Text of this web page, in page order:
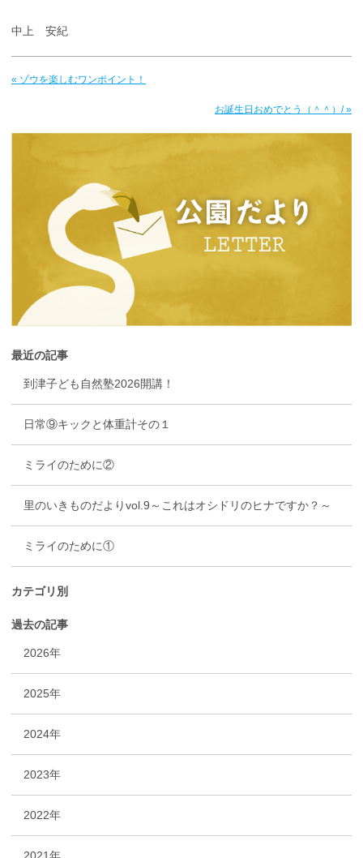
中上 安紀
« ゾウを楽しむワンポイント！
お誕生日おめでとう（＾＾）/ »
最近の記事
到津子ども自然塾2026開講！
日常⑨キックと体重計その１
ミライのために②
里のいきものだよりvol.9～これはオシドリのヒナですか？～
ミライのために①
カテゴリ別
過去の記事
2026年
2025年
2024年
2023年
2022年